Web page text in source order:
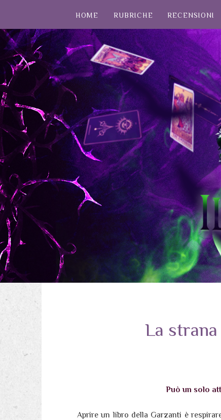
HOME RUBRICHE RECENSIONI
La
Può un solo
Aprire un libro della Garzanti è